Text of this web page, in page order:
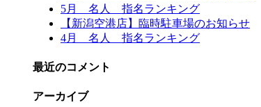
5月 名人 指名ランキング
【新潟空港店】臨時駐車場のお知らせ
4月 名人 指名ランキング
最近のコメント
アーカイブ